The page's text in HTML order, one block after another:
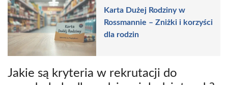
Karta Dużej Rodziny w
Rossmannie – Zniżki i korzyści
dla rodzin
Jakie są kryteria w rekrutacji do